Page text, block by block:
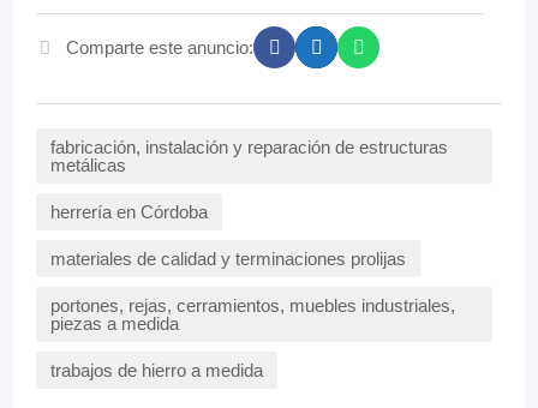
Comparte este anuncio:
fabricación, instalación y reparación de estructuras
metálicas
herrería en Córdoba
materiales de calidad y terminaciones prolijas
portones, rejas, cerramientos, muebles industriales,
piezas a medida
trabajos de hierro a medida